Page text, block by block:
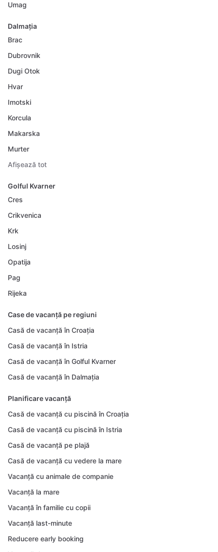
Umag
Dalmația
Brac
Dubrovnik
Dugi Otok
Hvar
Imotski
Korcula
Makarska
Murter
Afișează tot
Golful Kvarner
Cres
Crikvenica
Krk
Losinj
Opatija
Pag
Rijeka
Case de vacanță pe regiuni
Casă de vacanță în Croația
Casă de vacanță în Istria
Casă de vacanță în Golful Kvarner
Casă de vacanță în Dalmația
Planificare vacanță
Casă de vacanță cu piscină în Croația
Casă de vacanță cu piscină în Istria
Casă de vacanță pe plajă
Casă de vacanță cu vedere la mare
Vacanță cu animale de companie
Vacanță la mare
Vacanță în familie cu copii
Vacanță last-minute
Reducere early booking